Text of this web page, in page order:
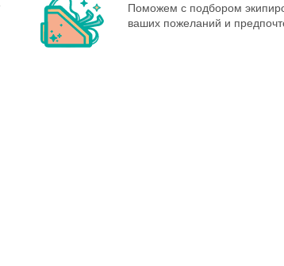
Поможем с подбором
ваших пожеланий и